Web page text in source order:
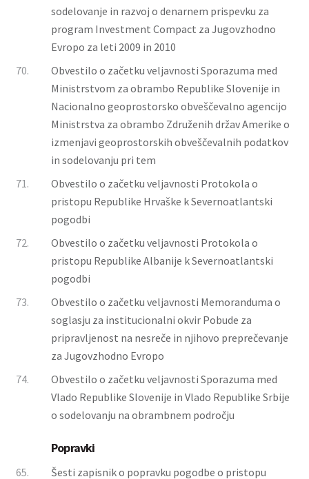
sodelovanje in razvoj o denarnem prispevku za
program Investment Compact za Jugovzhodno
Evropo za leti 2009 in 2010
70.
Obvestilo o začetku veljavnosti Sporazuma med
Ministrstvom za obrambo Republike Slovenije in
Nacionalno geoprostorsko obveščevalno agencijo
Ministrstva za obrambo Združenih držav Amerike o
izmenjavi geoprostorskih obveščevalnih podatkov
in sodelovanju pri tem
71.
Obvestilo o začetku veljavnosti Protokola o
pristopu Republike Hrvaške k Severnoatlantski
pogodbi
72.
Obvestilo o začetku veljavnosti Protokola o
pristopu Republike Albanije k Severnoatlantski
pogodbi
73.
Obvestilo o začetku veljavnosti Memoranduma o
soglasju za institucionalni okvir Pobude za
pripravljenost na nesreče in njihovo preprečevanje
za Jugovzhodno Evropo
74.
Obvestilo o začetku veljavnosti Sporazuma med
Vlado Republike Slovenije in Vlado Republike Srbije
o sodelovanju na obrambnem področju
Popravki
65.
Šesti zapisnik o popravku pogodbe o pristopu